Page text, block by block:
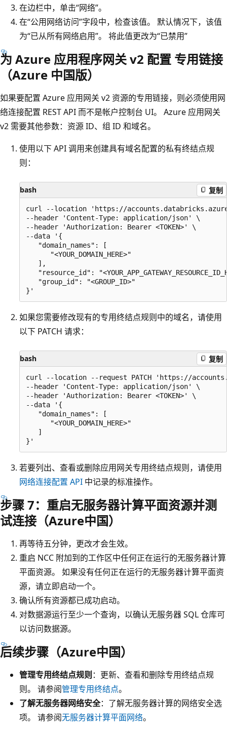
在边栏中，单击“网络”。
在“公用网络访问”字段中，检查该值。 默认情况下，该值
为“已从所有网络启用”。 将此值更改为“已禁用”
为 Azure 应用程序网关 v2 配置 专用链接
（Azure 中国版）
如果要配置 Azure 应用网关 v2 资源的专用链接，则必须使用网
络连接配置 REST API 而不是帐户控制台 UI。 Azure 应用网关
v2 需要其他参数：资源 ID、组 ID 和域名。
使用以下 API 调用来创建具有域名配置的私有终结点规
则：
bash 复制
curl --location 'https://
--header 'Content-Type: application/json' \
--header 'Authorization: Bearer <TOKEN>' \
--data '{
   "domain_names": [
      "<YOUR_DOMAIN_HERE>"
   ],
"resource_id":
   "group_id": "<GROUP_ID>"
如果您需要修改现有的专用终结点规则中的域名，请使用
以下 PATCH 请求：
bash 复制
curl --location --request PATCH 'https://
--header 'Content-Type: application/json' \
--header 'Authorization: Bearer <TOKEN>' \
--data '{
   "domain_names": [
      "<YOUR_DOMAIN_HERE>"
   ]
若要列出、查看或删除应用网关专用终结点规则，请使用
网络连接配置 API 中记录的标准操作。
步骤 7：重启无服务器计算平面资源并测
试连接（Azure中国）
再等待五分钟，更改才会生效。
重启 NCC 附加到的工作区中任何正在运行的无服务器计算
平面资源。 如果没有任何正在运行的无服务器计算平面资
源，请立即启动一个。
确认所有资源都已成功启动。
对数据源运行至少一个查询，以确认无服务器 SQL 仓库可
以访问数据源。
后续步骤（Azure中国）
管理专用终结点规则 ：更新、查看和删除专用终结点规
则。 请参阅管理专用终结点。
了解无服务器网络安全：了解无服务器计算的网络安全选
项。 请参阅无服务器计算平面网络。